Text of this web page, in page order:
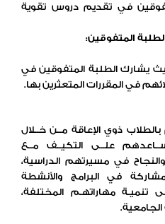
في تقديم دروس تقوية
المتفوقين:
يشارك الطلبة المتفوقين في
في المقررات المتعثرين بها.
ذوي الإعاقة مــن خــلال
علــى التكيــف مــع
والنجاح في مسيرتهم الدراسية،
في البرامج والأنشطة
مهاراتهـم المختلفة،
الجامعية.